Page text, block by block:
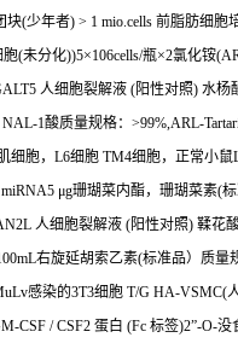
块(少年者) > 1 mio.cells 前脂肪细胞
胞(未分化))5×106cells/瓶×2氯化铵
人细胞裂解液 (阳性对照) 水杨
1酸质量规格： >99%,ARL-
细胞， L6细胞 TM4细胞，正常小鼠
μg珊瑚菜内酯，珊瑚菜素(
人细胞裂解液 (阳性对照) 鞣花
右旋延胡索乙素(标准品）质量
感染的3T3细胞 T/G HA-VSMC(
CSF / CSF2 蛋白 (Fc 标签)2”-O-没